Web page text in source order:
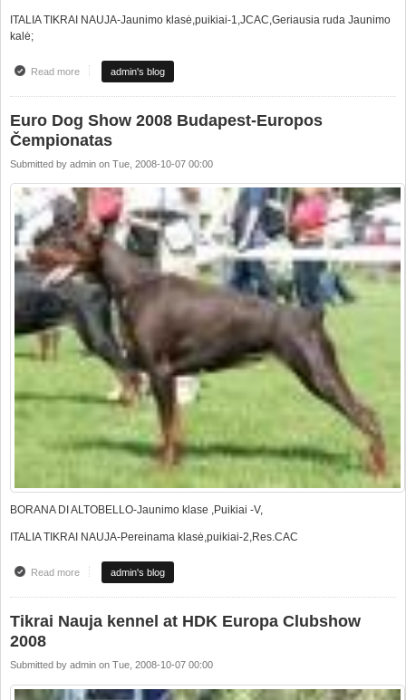
ITALIA TIKRAI NAUJA-Jaunimo klasė,puikiai-1,JCAC,Geriausia ruda Jaunimo
kalė;
Read moreabout Fantastiškas rezultatas HDK Europa Clubshow 2008.10.03
admin's blog
Euro Dog Show 2008 Budapest-Europos
Čempionatas
Submitted by admin on Tue, 2008-10-07 00:00
BORANA DI ALTOBELLO-Jaunimo klase ,Puikiai -V,
ITALIA TIKRAI NAUJA-Pereinama klasė,puikiai-2,Res.CAC
Read moreabout Euro Dog Show 2008 Budapest-Europos Čempionatas
admin's blog
Tikrai Nauja kennel at HDK Europa Clubshow
2008
Submitted by admin on Tue, 2008-10-07 00:00